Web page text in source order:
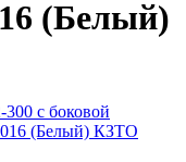
(Белый)